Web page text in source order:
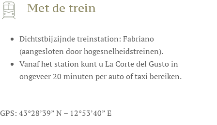
Met de trein
Dichtstbijzijnde treinstation: Fabriano
(aangesloten door hogesnelheidstreinen).
Vanaf het station kunt u La Corte del Gusto in
ongeveer 20 minuten per auto of taxi bereiken.
GPS: 43°28’39” N – 12°53’40” E